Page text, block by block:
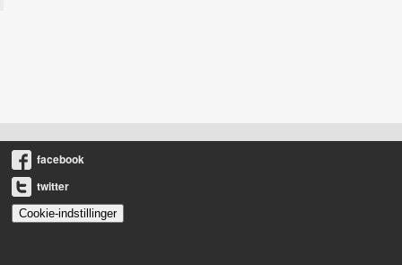
facebook
twitter
Cookie-indstillinger